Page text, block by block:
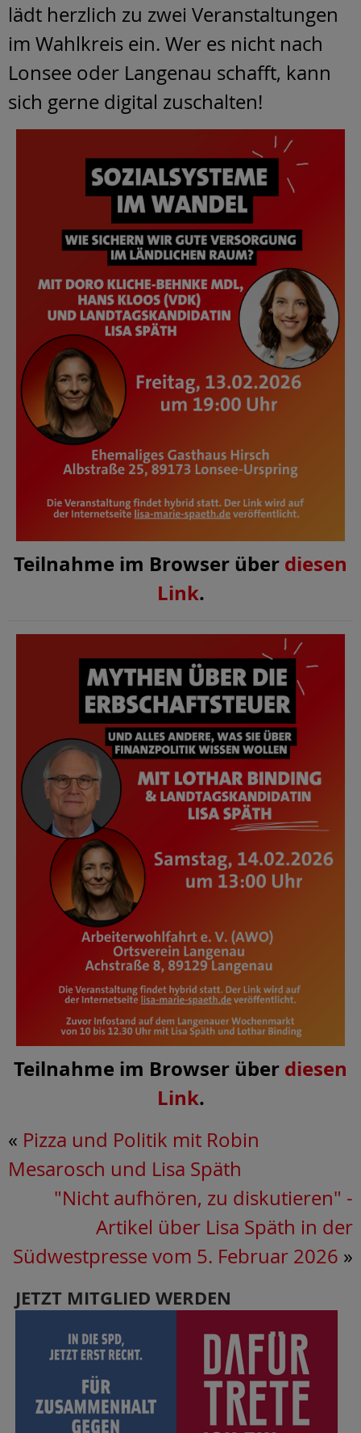
lädt herzlich zu zwei Veranstaltungen
im Wahlkreis ein. Wer es nicht nach
Lonsee oder Langenau schafft, kann
sich gerne digital zuschalten!
Teilnahme im Browser über diesen
Link.
Teilnahme im Browser über diesen
Link.
« Pizza und Politik mit Robin
Mesarosch und Lisa Späth
"Nicht aufhören, zu diskutieren" -
Artikel über Lisa Späth in der
Südwestpresse vom 5. Februar 2026 »
JETZT MITGLIED WERDEN